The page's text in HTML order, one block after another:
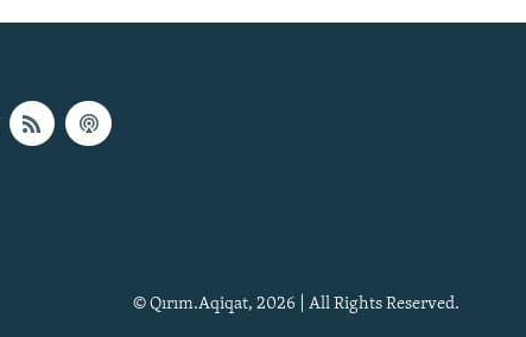
© Qırım.Aqiqat, 2026 | All Rights Reserved.